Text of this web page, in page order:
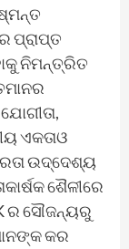
ପ୍ରାପ୍ତ
ନିମନ୍ତ୍ରିତ
ଏକତାଓ
ଉଦ୍ଦେଶ୍ୟ
ଶୈଳୀରେ
ର ସୌଜନ୍ୟରୁ
କର